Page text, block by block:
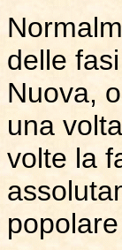
delle
Nuova,
una
volte la